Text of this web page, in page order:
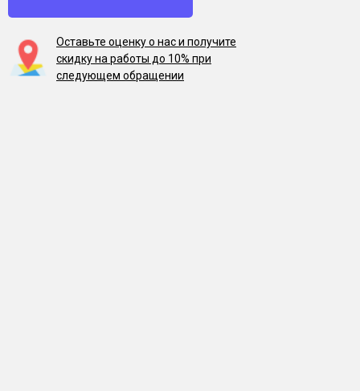
Оставьте оценку о нас и получите
скидку на работы до 10% при
следующем обращении